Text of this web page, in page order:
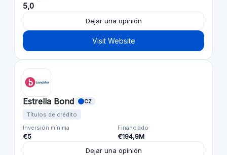
5,0
Dejar una opinión
Visit Website
Estrella Bond CZ
Títulos de crédito
Inversión mínima
€5
Financiado
€194,9M
Dejar una opinión